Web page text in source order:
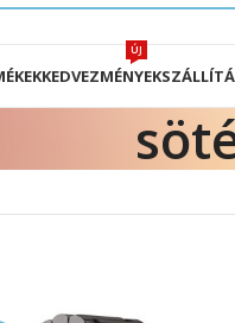
KEDVEZMÉNYEK
ÚJ